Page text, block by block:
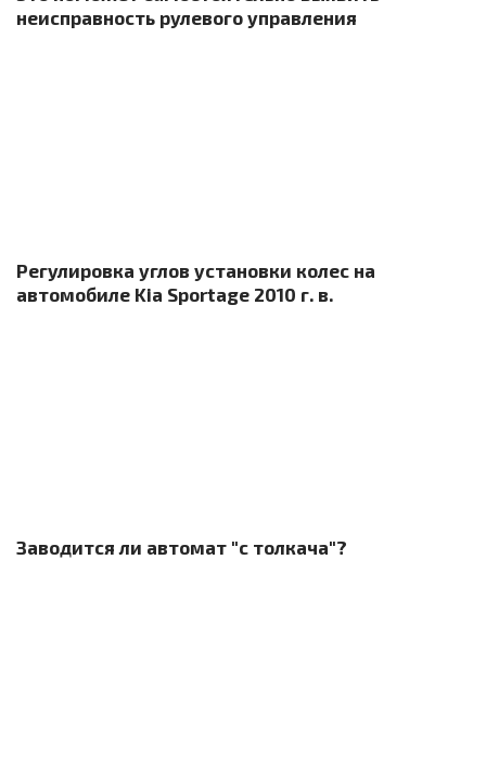
неисправность рулевого управления
Регулировка углов установки колес на
автомобиле Kia Sportage 2010 г. в.
Заводится ли автомат "с толкача"?